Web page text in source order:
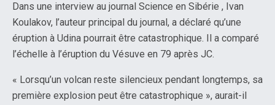
Dans une interview au journal Science en Sibérie , Ivan
Koulakov, l’auteur principal du journal, a déclaré qu’une
éruption à Udina pourrait être catastrophique. Il a comparé
l’échelle à l’éruption du Vésuve en 79 après JC.
« Lorsqu’un volcan reste silencieux pendant longtemps, sa
première explosion peut être catastrophique », aurait-il